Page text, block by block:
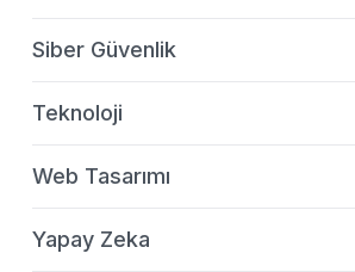
Siber Güvenlik
Teknoloji
Web Tasarımı
Yapay Zeka